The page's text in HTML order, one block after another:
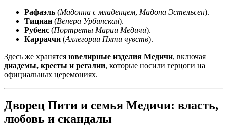
Рафаэль (Мадонна с младенцем, Мадона Эстельсен).
Тициан (Венера Урбинская).
Рубенс (Портреты Марии Медичи).
Карраччи (Аллегории Пяти чувств).
Здесь же хранятся ювелирные изделия Медичи, включая
диадемы, кресты и регалии, которые носили герцоги на
официальных церемониях.
Дворец Пити и семья Медичи: власть,
любовь и скандалы